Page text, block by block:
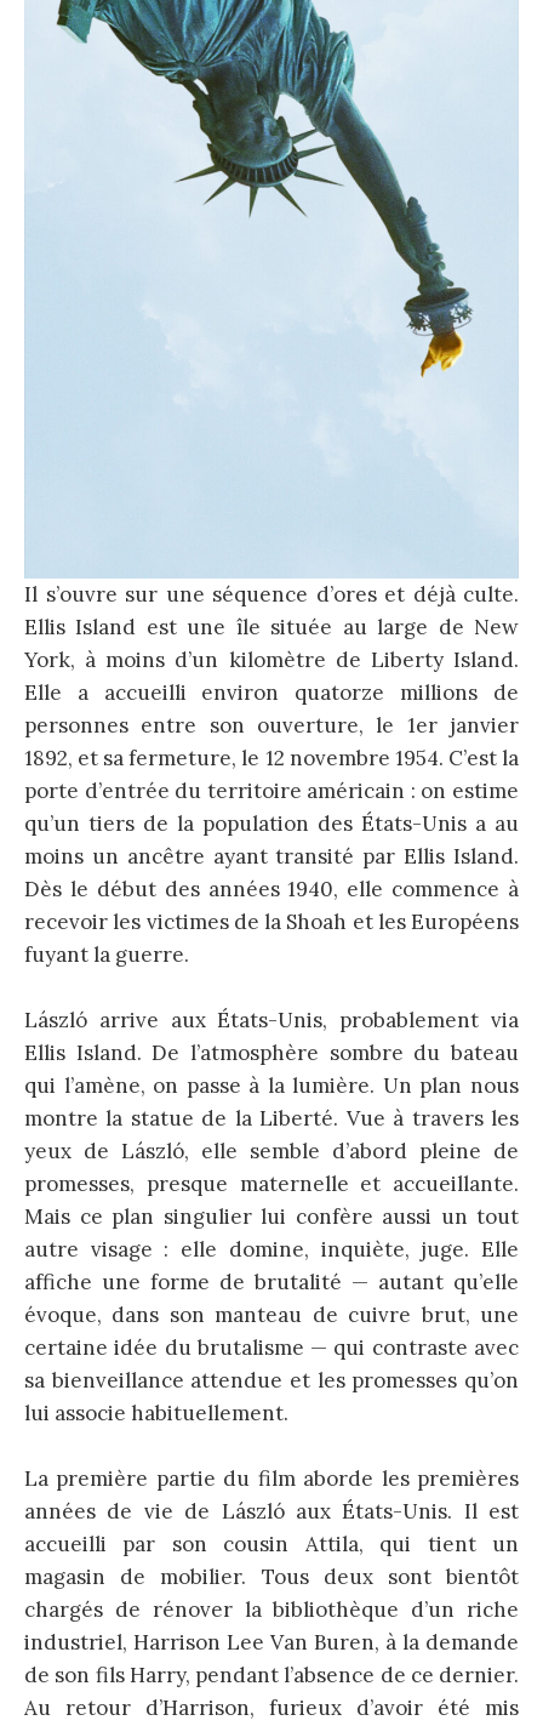
Il s’ouvre sur une séquence d’ores et déjà culte.
Ellis Island est une île située au large de New
York, à moins d’un kilomètre de Liberty Island.
Elle a accueilli environ quatorze millions de
personnes entre son ouverture, le 1er janvier
1892, et sa fermeture, le 12 novembre 1954. C’est la
porte d’entrée du territoire américain : on estime
qu’un tiers de la population des États-Unis a au
moins un ancêtre ayant transité par Ellis Island.
Dès le début des années 1940, elle commence à
recevoir les victimes de la Shoah et les Européens
fuyant la guerre.
László arrive aux États-Unis, probablement via
Ellis Island. De l’atmosphère sombre du bateau
qui l’amène, on passe à la lumière. Un plan nous
montre la statue de la Liberté. Vue à travers les
yeux de László, elle semble d’abord pleine de
promesses, presque maternelle et accueillante.
Mais ce plan singulier lui confère aussi un tout
autre visage : elle domine, inquiète, juge. Elle
affiche une forme de brutalité — autant qu’elle
évoque, dans son manteau de cuivre brut, une
certaine idée du brutalisme — qui contraste avec
sa bienveillance attendue et les promesses qu’on
lui associe habituellement.
La première partie du film aborde les premières
années de vie de László aux États-Unis. Il est
accueilli par son cousin Attila, qui tient un
magasin de mobilier. Tous deux sont bientôt
chargés de rénover la bibliothèque d’un riche
industriel, Harrison Lee Van Buren, à la demande
de son fils Harry, pendant l’absence de ce dernier.
Au retour d’Harrison, furieux d’avoir été mis